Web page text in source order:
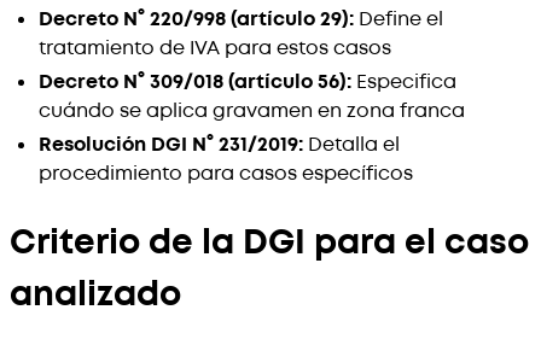
Decreto N° 220/998 (artículo 29): Define el
tratamiento de IVA para estos casos
Decreto N° 309/018 (artículo 56): Especifica
cuándo se aplica gravamen en zona franca
Resolución DGI N° 231/2019: Detalla el
procedimiento para casos específicos
Criterio de la DGI para el caso
analizado